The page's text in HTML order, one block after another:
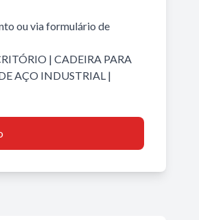
ou via formulário de
| CADEIRA PARA
AÇO INDUSTRIAL |